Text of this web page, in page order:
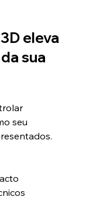
eleva
sua
seu